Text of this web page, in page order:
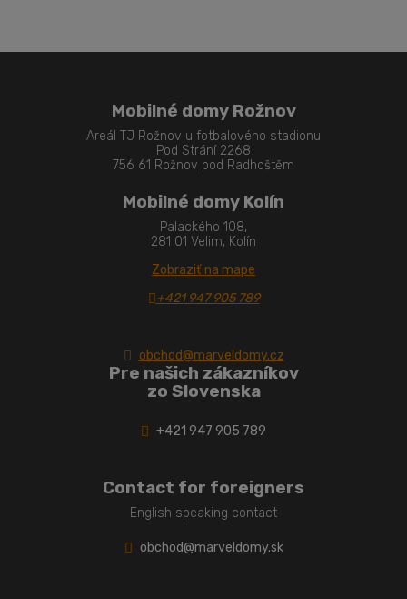
Mobilné domy Rožnov
Areál TJ Rožnov u fotbalového stadionu
Pod Strání 2268
756 61 Rožnov pod Radhoštěm
Mobilné domy Kolín
Palackého 108,
281 01 Velim, Kolín
Zobraziť na mape
+421 947 905 789
obchod@marveldomy.cz
Pre našich zákazníkov
zo Slovenska
+421 947 905 789
Contact for foreigners
English speaking contact
obchod@marveldomy.sk